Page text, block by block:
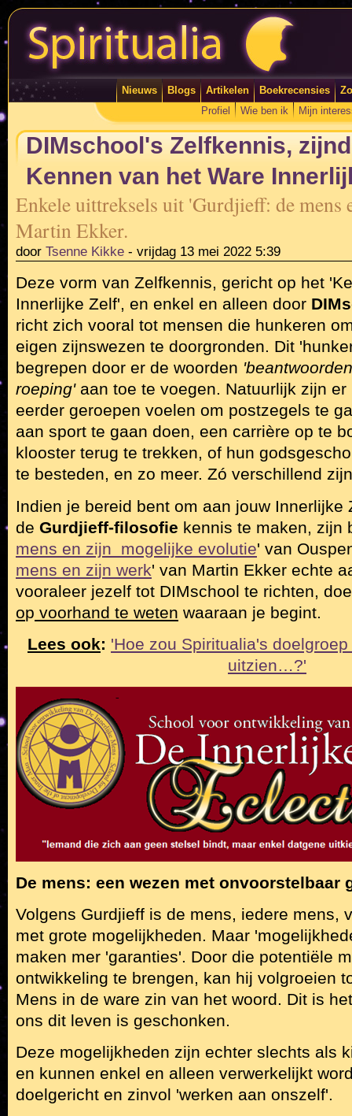
Nieuws Blogs Artikelen Boekrecensies
Profiel
Wie ben ik Mijn
DIMschool's Zelfkennis,
Kennen van het Ware
Enkele uittreksels uit 'Gurdjieff: de mens
Martin Ekker.
door Tsenne Kikke - vrijdag 13 mei 2022 5:39
Deze vorm van Zelfkennis, gericht op het
Innerlijke Zelf', en enkel en alleen door
richt zich vooral tot mensen die hunkeren
eigen zijnswezen te doorgronden. Dit
begrepen door er de woorden
roeping' aan toe te voegen. Natuurlijk zijn
eerder geroepen voelen om postzegels te
aan sport te gaan doen, een carrière op te
klooster terug te trekken, of hun
te besteden, en zo meer. Zó verschillend
Indien je bereid bent om aan jouw Innerlijke
de Gurdjieff-filosofie kennis te maken, zijn
mens en zijn mogelijke evolutie' van
mens en zijn werk' van Martin Ekker echte
vooraleer jezelf tot DIMschool te richten,
op voorhand te weten waaraan je begint.
Lees ook: 'Hoe zou Spiritualia's
uitzien…?'
De mens: een wezen met onvoorstelbaar
Volgens Gurdjieff is de mens, iedere mens,
met grote mogelijkheden. Maar
maken mer 'garanties'. Door die potentiële
ontwikkeling te brengen, kan hij volgroeien
Mens in de ware zin van het woord. Dit is
ons dit leven is geschonken.
Deze mogelijkheden zijn echter slechts als
en kunnen enkel en alleen verwerkelijkt
doelgericht en zinvol 'werken aan onszelf'.